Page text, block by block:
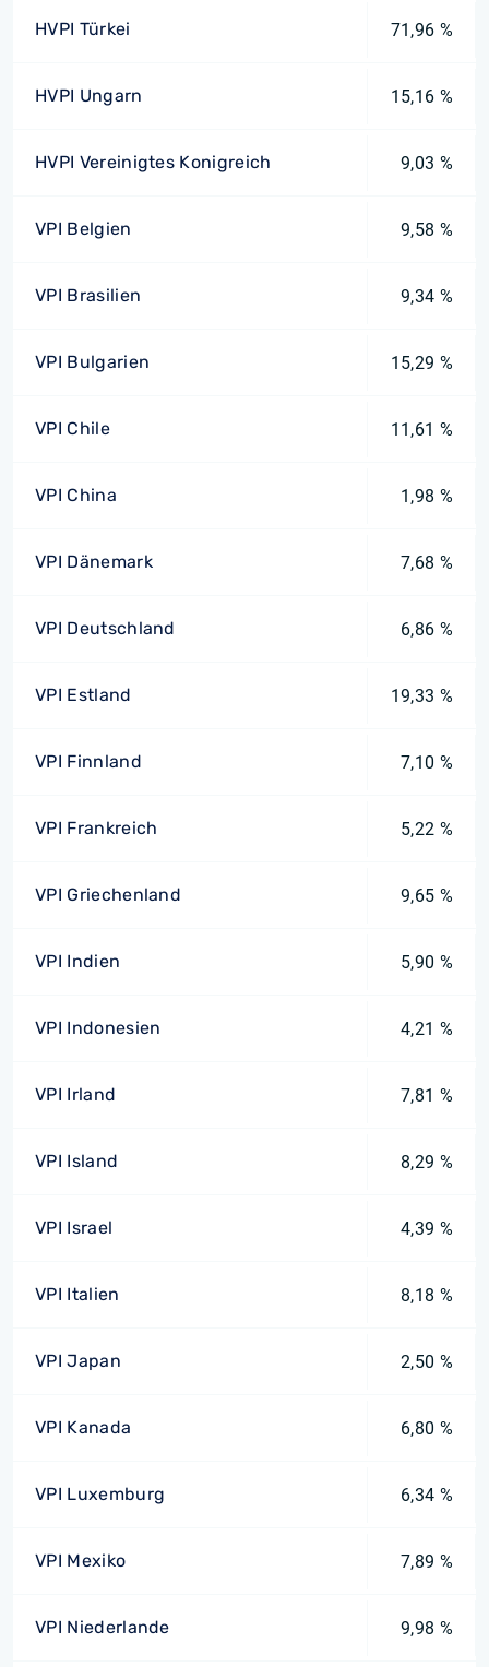
HVPI Türkei 71,96 %
HVPI Ungarn 15,16 %
HVPI Vereinigtes Konigreich 9,03 %
VPI Belgien 9,58 %
VPI Brasilien 9,34 %
VPI Bulgarien 15,29 %
VPI Chile 11,61 %
VPI China 1,98 %
VPI Dänemark 7,68 %
VPI Deutschland 6,86 %
VPI Estland 19,33 %
VPI Finnland 7,10 %
VPI Frankreich 5,22 %
VPI Griechenland 9,65 %
VPI Indien 5,90 %
VPI Indonesien 4,21 %
VPI Irland 7,81 %
VPI Island 8,29 %
VPI Israel 4,39 %
VPI Italien 8,18 %
VPI Japan 2,50 %
VPI Kanada 6,80 %
VPI Luxemburg 6,34 %
VPI Mexiko 7,89 %
VPI Niederlande 9,98 %